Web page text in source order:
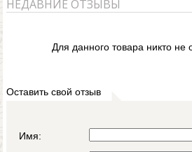
НЕДАВНИЕ ОТЗЫВЫ
Для данного товара никто не
Оставить свой отзыв
Имя: